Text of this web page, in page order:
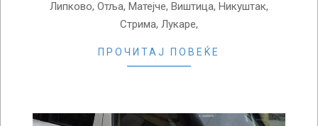
Липково, Отља, Матејче, Виштица, Никуштак,
Стрима, Лукаре,
ПРОЧИТАЈ ПОВЕЌЕ